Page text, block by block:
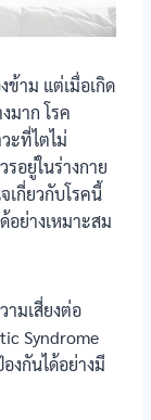
าม แต่เมื่อเกิด
มาก โรค
ะที่ไตไม่
อยู่ในร่างกาย
เกี่ยวกับโรคนี้
อย่างเหมาะสม
มเสี่ยงต่อ
Syndrome
งกันได้อย่างมี